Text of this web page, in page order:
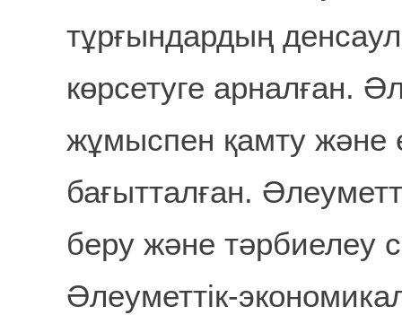
тұрғындардың
көрсетуге арналған.
жұмыспен қамту және
бағытталған.
беру және тәрбиелеу
Әлеуметтік-